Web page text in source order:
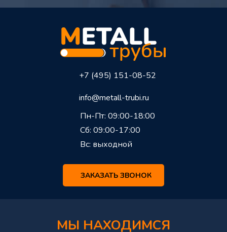
+7 (495) 151-08-52
info@metall-trubi.ru
Пн-Пт: 09:00-18:00
Сб: 09:00-17:00
Вс: выходной
ЗАКАЗАТЬ ЗВОНОК
МЫ НАХОДИМСЯ